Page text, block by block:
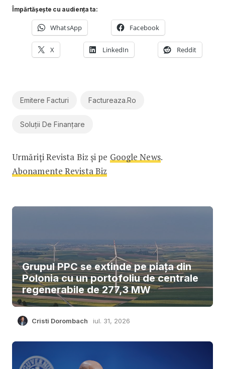
Împărtășește cu audiența ta:
WhatsApp Facebook
X LinkedIn Reddit
Emitere Facturi Factureaza.ro
Soluții De Finanțare
Urmăriți Revista Biz și pe Google News.
Abonamente Revista Biz
Grupul PPC se extinde pe piața din
Polonia cu un portofoliu de centrale
regenerabile de 277,3 MW
Cristi Dorombach iul. 31, 2026